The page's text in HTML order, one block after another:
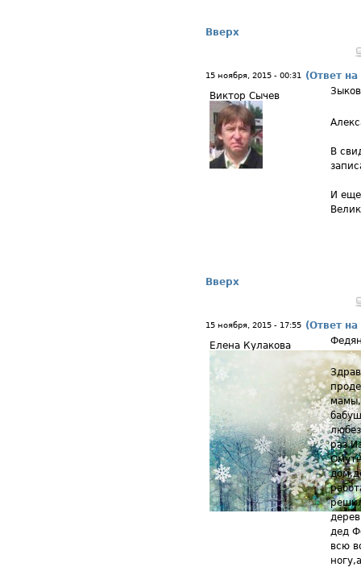
Вверх
15 ноября, 2015 - 00:31
(Ответ
Виктор Сычев
В
И
Вверх
15 ноября, 2015 - 17:55 (Ответ
Елена Кулакова
дед
всю